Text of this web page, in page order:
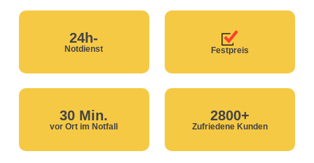
24h-
Notdienst Festpreis
30 Min.
vor Ort im Notfall
2800+
Zufriedene Kunden